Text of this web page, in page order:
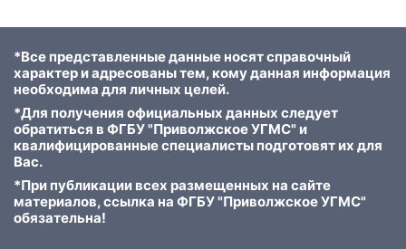
*Все представленные данные носят справочный
характер и адресованы тем, кому данная информация
необходима для личных целей.
*Для получения официальных данных следует
обратиться в ФГБУ "Приволжское УГМС" и
квалифицированные специалисты подготовят их для
Вас.
*При публикации всех размещенных на сайте
материалов, ссылка на ФГБУ "Приволжское УГМС"
обязательна!